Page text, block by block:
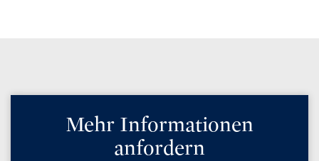
Mehr Informationen
anfordern